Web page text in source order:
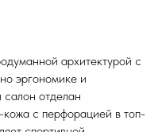
архитектурой с
эргономике и
отделан
с перфорацией в топ-